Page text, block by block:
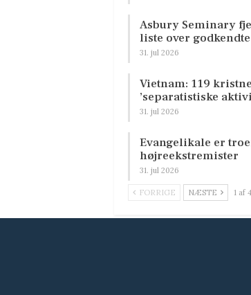
Asbury Seminary
liste over
31. jul 2026
Vietnam: 119
’separatistiske
31. jul 2026
Evangelikale er
højreekstremister
31. jul 2026
FORRIGE NÆSTE 1 af